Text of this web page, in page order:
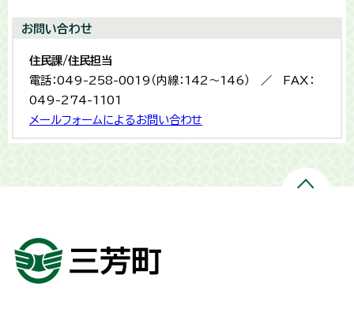
お問い合わせ
住民課/住民担当
電話：049-258-0019（内線：142～146） ／ FAX：
049-274-1101
メールフォームによるお問い合わせ